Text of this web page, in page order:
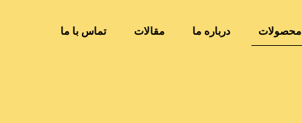
محصولات درباره ما مقالات تماس با ما